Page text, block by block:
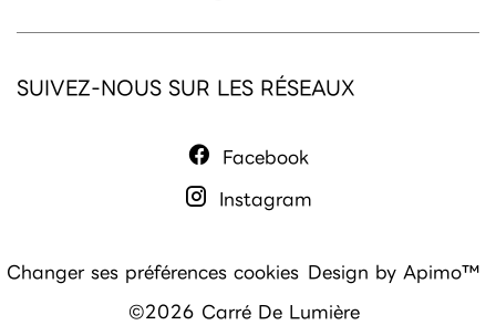
SUIVEZ-NOUS SUR LES RÉSEAUX
Facebook
Instagram
Changer ses préférences cookies Design by Apimo™
©2026 Carré De Lumière